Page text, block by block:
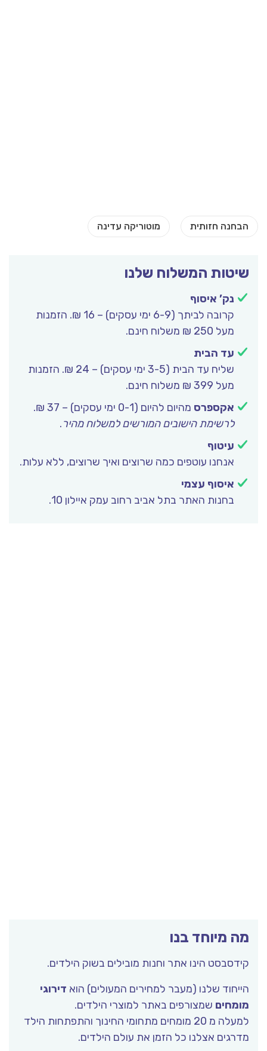
שיטות המשלוח שלנו
נק’ איסוף
קרובה לביתך (6-9 ימי עסקים) – 16 ₪. הזמנות
מעל 250 ₪ משלוח חינם.
עד הבית
שליח עד הבית (3-5 ימי עסקים) – 24 ₪. הזמנות
מעל 399 ₪ משלוח חינם.
אקספרס מהיום להיום (0-1 ימי עסקים) – 37 ₪.
לרשימת הישובים המורשים למשלוח מהיר.
עיטוף
אנחנו עוטפים כמה שרוצים ואיך שרוצים, ללא עלות.
איסוף עצמי
בחנות האתר בתל אביב רחוב עמק איילון 10.
מה מיוחד בנו
קידסבסט הינו אתר וחנות מובילים בשוק הילדים.
הייחוד שלנו (מעבר למחירים המעולים) הוא דירוגי
מומחים שמצורפים באתר למוצרי הילדים.
למעלה מ 20 מומחים מתחומי החינוך והתפתחות הילד
מדרגים אצלנו כל הזמן את עולם הילדים.